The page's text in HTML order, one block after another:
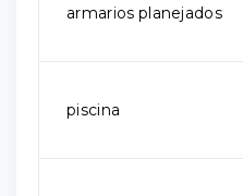
armarios planejados
piscina